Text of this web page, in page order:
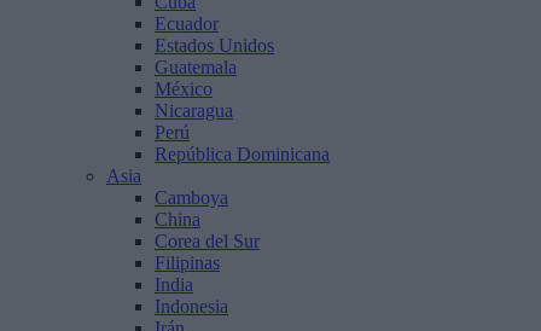
Ecuador
Estados Unidos
Guatemala
México
Nicaragua
Perú
República Dominicana
Asia
Camboya
China
Corea del Sur
Filipinas
India
Indonesia